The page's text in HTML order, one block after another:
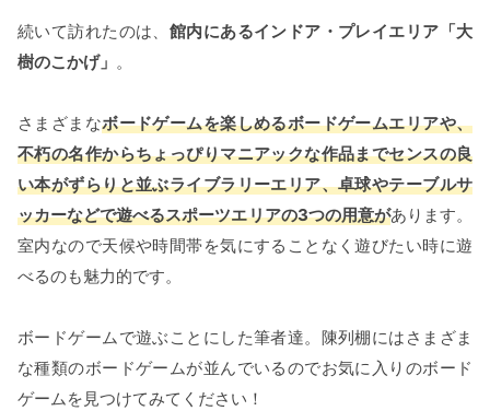
続いて訪れたのは、 館内にあるインドア・プレイエリア「大
樹のこかげ」 。
さまざまなボードゲームを楽しめるボードゲームエリアや、
不朽の名作からちょっぴりマニアックな作品までセンスの良
い本がずらりと並ぶライブラリーエリア、卓球やテーブルサ
ッカーなどで遊べるスポーツエリアの3つの用意があります。
室内なので天候や時間帯を気にすることなく遊びたい時に遊
べるのも魅力的です。
ボードゲームで遊ぶことにした筆者達。陳列棚にはさまざま
な種類のボードゲームが並んでいるのでお気に入りのボード
ゲームを見つけてみてください！